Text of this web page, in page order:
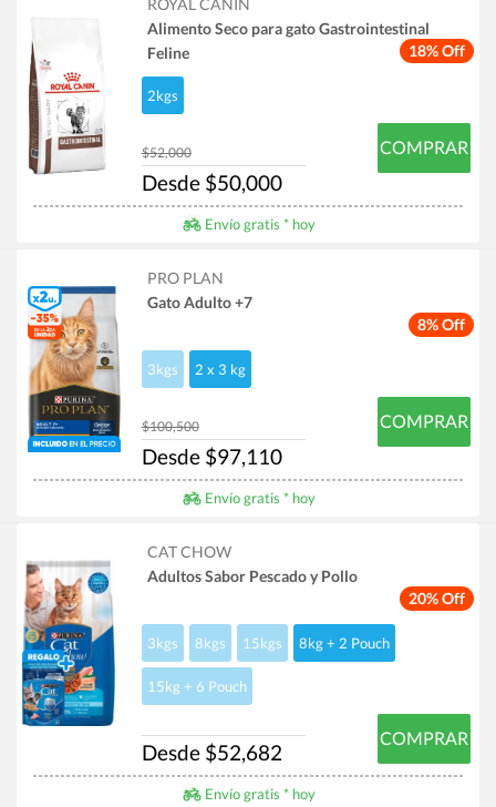
18% Off
Alimento Seco para gato Gastrointestinal
Feline
2kgs
$52,000
Desde $50,000
COMPRAR
Envío gratis * hoy
8% Off
PRO PLAN
Gato Adulto +7
3kgs 2 x 3 kg
$100,500
Desde $97,110
COMPRAR
Envío gratis * hoy
20% Off
CAT CHOW
Adultos Sabor Pescado y Pollo
3kgs 8kgs 15kgs 8kg + 2 Pouch
15kg + 6 Pouch
Desde $52,682
COMPRAR
Envío gratis * hoy